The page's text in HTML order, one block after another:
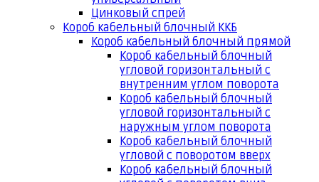
Цинковый спрей
Короб кабельный блочный ККБ
Короб кабельный блочный прямой
Короб кабельный блочный
угловой горизонтальный с
внутренним углом поворота
Короб кабельный блочный
угловой горизонтальный с
наружным углом поворота
Короб кабельный блочный
угловой с поворотом вверх
Короб кабельный блочный